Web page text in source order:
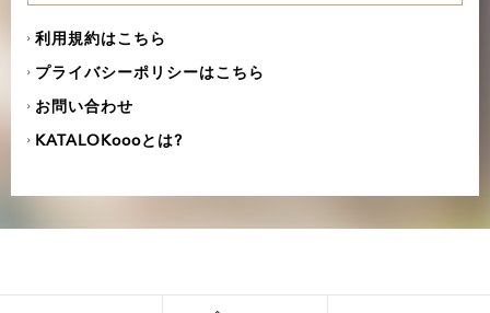
利用規約はこちら
プライバシーポリシーはこちら
お問い合わせ
KATALOKoooとは?